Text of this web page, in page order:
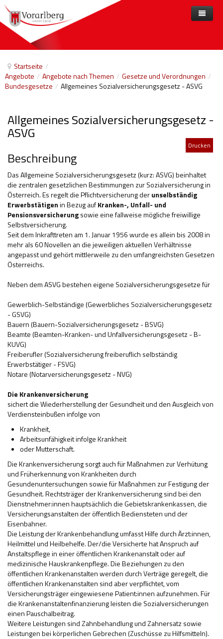
Startseite /
Angebote / Angebote nach Themen / Gesetze und Verordnungen /
Bundesgesetze / Allgemeines Sozialversicherungsgesetz - ASVG
Allgemeines Sozialversicherungsgesetz -
ASVG
Drucken
Beschreibung
Das Allgemeine Sozialversicherungsgesetz (kurz: ASVG) beinhaltet
die zentralen gesetzlichen Bestimmungen zur Sozialversicherung in
Österreich. Es regelt die Pflichtversicherung derunselbständig
Erwerbstätigenin Bezug aufKranken-, Unfall- und
Pensionsversicherungsowie eine fallweise mögliche freiwillige
Selbstversicherung.
Seit dem Inkrafttreten am 1. Januar 1956 wurde es allein bis 2008 in
mehr als 60 Novellen an die jeweiligen aktuellen Verhältnisse
angepasst und gehört mittlerweile zu den umfangreichsten Gesetzen
Österreichs.
Neben dem ASVG bestehen eigene Sozialversicherungsgesetze für
Gewerblich-Selbständige (Gewerbliches Sozialversicherungsgesetz
- GSVG)
Bauern (Bauern-Sozialversicherungsgesetz - BSVG)
Beamte (Beamten-Kranken- und Unfallversicherungsgesetz - B-
KUVG)
Freiberufler (Sozialversicherung freiberuflich selbständig
Erwerbstätiger - FSVG)
Notare (Notarversicherungsgesetz - NVG)
Die Krankenversicherung
sichert die Wiederherstellung der Gesundheit und den Ausgleich von
Verdiensteinbußen infolge von
Krankheit,
Arbeitsunfähigkeit infolge Krankheit
oder Mutterschaft.
Die Krankenversicherung sorgt auch für Maßnahmen zur Verhütung
und Früherkennung von Krankheiten durch
Gesundenuntersuchungen sowie für Maßnahmen zur Festigung der
Gesundheit. Rechtsträger der Krankenversicherung sind bei den
Dienstnehmer:innen hauptsächlich die Gebietskrankenkassen, die
Versicherungsanstalten der öffentlich Bediensteten und der
Eisenbahner.
Die Leistung der Krankenbehandlung umfasst Hilfe durch Ärzt:innen,
Heilmittel und Heilbehelfe. Der/die Versicherte hat Anspruch auf
Anstaltspflege in einer öffentlichen Krankenanstalt oder auf
medizinische Hauskrankenpflege. Die Beziehungen zu den
öffentlichen Krankenanstalten werden durch Verträge geregelt, die
öffentlichen Krankenanstalten sind aber verpflichtet, vom
Versicherungsträger eingewiesene Patient:innen aufzunehmen. Für
die Krankenanstaltenfinanzierung leisten die Sozialversicherungen
einen Pauschalbeitrag.
Weitere Leistungen sind Zahnbehandlung und Zahnersatz sowie
Leistungen bei körperlichen Gebrechen (Zuschüsse zu Hilfsmitteln).
Home
Angebote nach Themen
Barrierefreiheit
Beihilfen, finanzielle Unterstützungen
Freizeit
Gesetze und Verordnungen
Gesetzliche Vertretungen
Gesundheitliche Rehabilitation
Hilfsmittel und Heilbehelfe
Kindheit und Jugend
Unterstützung, Beratung, Assistenz
Wohnen
Anbieter
Veranstaltungen